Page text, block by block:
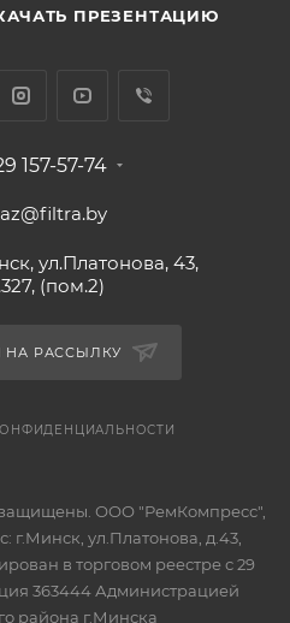
ПРЕЗЕНТАЦИЮ
157-57-74
ул.Платонова, 43,
(пом.2)
НА РАССЫЛКУ
ООО "РемКомпресс",
г.Минск, ул.Платонова, д.43,
в торговом реестре с 29
363444 Администрацией
района г.Минска